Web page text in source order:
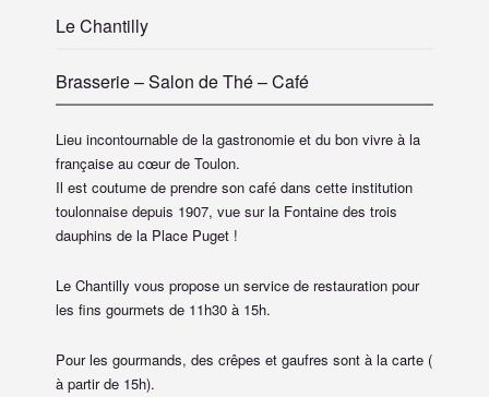
Le Chantilly
Brasserie – Salon de Thé – Café
Lieu incontournable de la gastronomie et du bon vivre à la
française au cœur de Toulon.
Il est coutume de prendre son café dans cette institution
toulonnaise depuis 1907, vue sur la Fontaine des trois
dauphins de la Place Puget !
Le Chantilly vous propose un service de restauration pour
les fins gourmets de 11h30 à 15h.
Pour les gourmands, des crêpes et gaufres sont à la carte (
à partir de 15h).